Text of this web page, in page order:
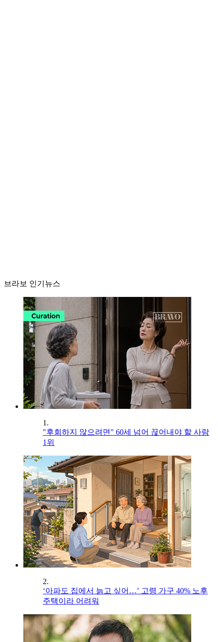
브라보 인기뉴스
1.
"후회하지 않으려면" 60세 넘어 끊어내야 할 사람
1위
2.
‘아파도 집에서 늙고 싶어…’ 고령 가구 40% 노후
주택이라 어려워